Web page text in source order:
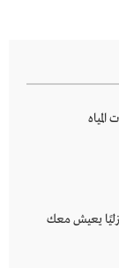
يعيش معك